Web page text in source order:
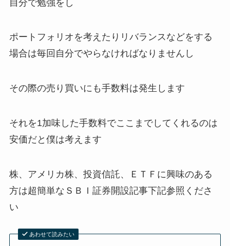
自分で勉強をし
ポートフォリオを考えたりリバランスなどをする
場合は毎回自分でやらなければなりませんし
その際の売り買いにも手数料は発生します
それを1加味した手数料でここまでしてくれるのは
安価だと僕は考えます
株、アメリカ株、投資信託、ＥＴＦに興味のある
方は超簡単なＳＢＩ証券開設記事下記参照くださ
い
あわせて読みたい